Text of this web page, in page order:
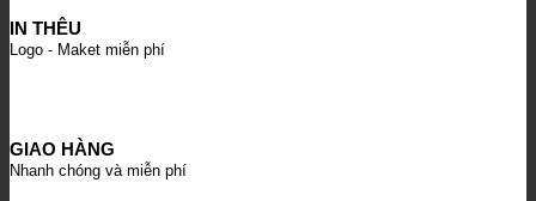
IN THÊU
Logo - Maket miễn phí
GIAO HÀNG
Nhanh chóng và miễn phí